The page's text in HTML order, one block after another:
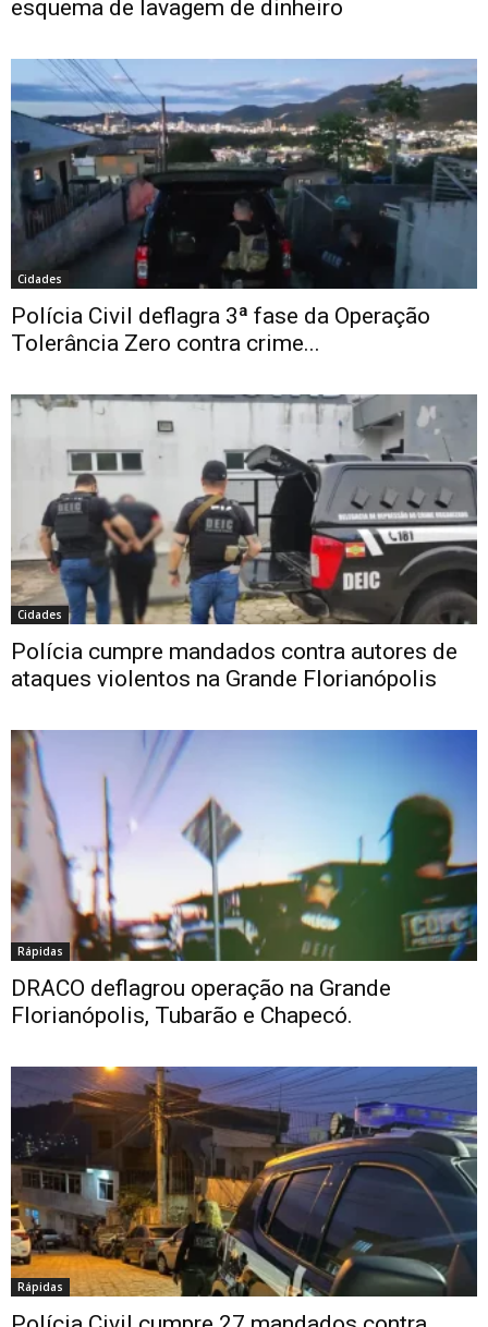
esquema de lavagem de dinheiro
Cidades
Polícia Civil deflagra 3ª fase da Operação
Tolerância Zero contra crime...
Cidades
Polícia cumpre mandados contra autores de
ataques violentos na Grande Florianópolis
Rápidas
DRACO deflagrou operação na Grande
Florianópolis, Tubarão e Chapecó.
Rápidas